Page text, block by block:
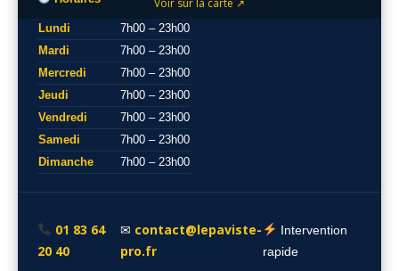
Voir sur la carte ↗
Lundi
7h00 – 23h00
Mardi
7h00 – 23h00
Mercredi
7h00 – 23h00
Jeudi
7h00 – 23h00
Vendredi
7h00 – 23h00
Samedi
7h00 – 23h00
Dimanche
7h00 – 23h00
01 83 64
20 40
✉ contact@lepaviste-
pro.fr
Intervention
rapide